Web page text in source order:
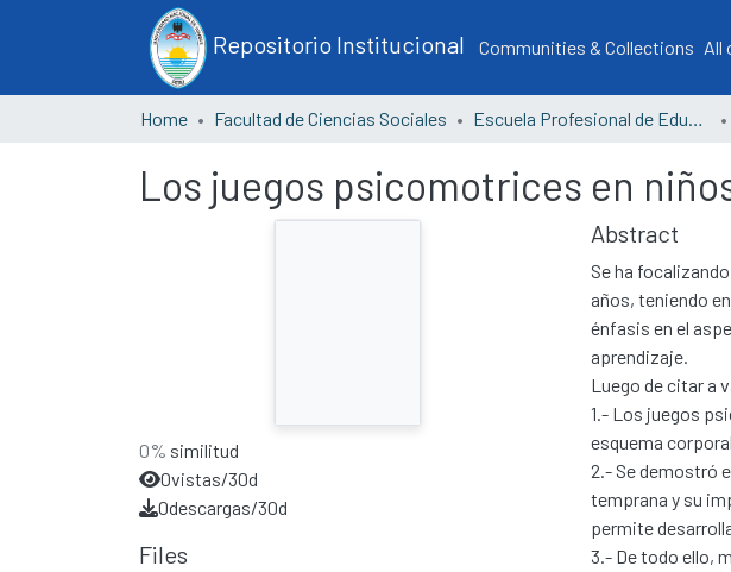
Repositorio Institucional Communities & Collections All
Home Facultad de Ciencias Sociales Escuela Profesional de Educación
Los juegos psicomotrices en
0% similitud
0vistas/30d
0descargas/30d
Files
Abstract
Se ha
años, teniendo
énfasis en el
aprendizaje.
Luego de citar a
1.- Los juegos
esquema
2.- Se demostró
temprana y su
permite
3.- De todo ello,